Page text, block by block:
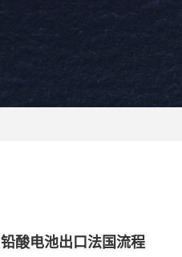
铅酸电池出口法国流程